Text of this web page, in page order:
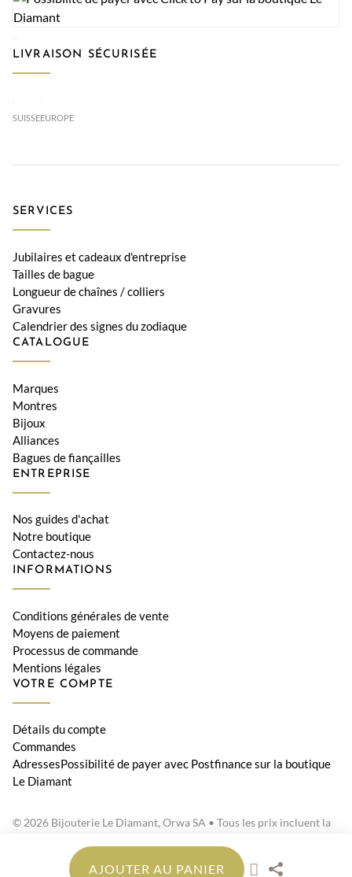
AJOUTER AU PANIER
LIVRAISON SÉCURISÉE
SUISSEEUROPE
SERVICES
Jubilaires et cadeaux d'entreprise
Tailles de bague
Longueur de chaînes / colliers
Gravures
Calendrier des signes du zodiaque
CATALOGUE
Marques
Montres
Bijoux
Alliances
Bagues de fiançailles
ENTREPRISE
Nos guides d'achat
Notre boutique
Contactez-nous
INFORMATIONS
Conditions générales de vente
Moyens de paiement
Processus de commande
Mentions légales
VOTRE COMPTE
Détails du compte
Commandes
AdressesPossibilité de payer avec Postfinance sur la boutique
Le Diamant
© 2026 Bijouterie Le Diamant, Orwa SA • Tous les prix incluent la